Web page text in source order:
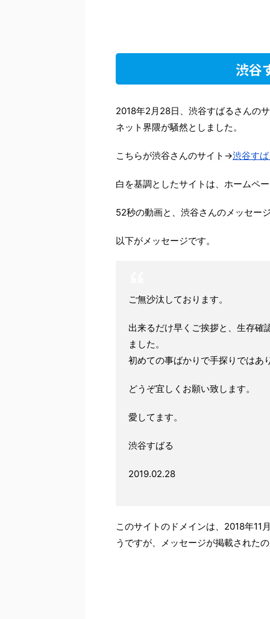
渋谷
2018年2月28日、渋谷すばるさんの
ネット界隈が騒然としました。
こちらが渋谷さんのサイト→渋谷すば
白を基調としたサイトは、ホームペ
52秒の動画と、渋谷さんのメッセー
以下がメッセージです。
ご無沙汰しております。
出来るだけ早くご挨拶と、生存確
ました。
初めての事ばかりで手探りではあ
どうぞ宜しくお願い致します。
愛してます。
渋谷すばる
2019.02.28
このサイトのドメインは、2018年11
うですが、メッセージが掲載された